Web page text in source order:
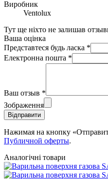
Виробник
Ventolux
Тут ще ніхто не залишав
Ваша оцінка
Представтеся будь ласка *
Електронна пошта *
Ваш отзыв *
Зображення
Відправити
Нажимая на кнопку
Публичной оферты.
Аналогічні товари